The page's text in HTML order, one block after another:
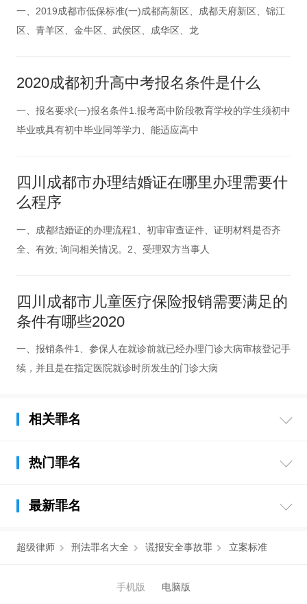
一、2019成都市低保标准(一)成都高新区、成都天府新区、锦江
区、青羊区、金牛区、武侯区、成华区、龙
2020成都初升高中考报名条件是什么
一、报名要求(一)报名条件1.报考高中阶段教育学校的学生须初中
毕业或具有初中毕业同等学力、能适应高中
四川成都市办理结婚证在哪里办理需要什
么程序
一、成都结婚证的办理流程1、初审审查证件、证明材料是否齐
全、有效; 询问相关情况。2、受理双方当事人
四川成都市儿童医疗保险报销需要满足的
条件有哪些2020
一、报销条件1、参保人在就诊前就已经办理门诊大病审核登记手
续，并且是在指定医院就诊时所发生的门诊大病
相关罪名
热门罪名
最新罪名
超级律师 刑法罪名大全 谎报安全事故罪 立案标准
手机版 电脑版